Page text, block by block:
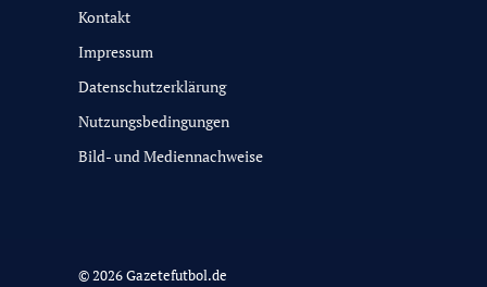
Kontakt
Impressum
Datenschutzerklärung
Nutzungsbedingungen
Bild- und Mediennachweise
© 2026 Gazetefutbol.de